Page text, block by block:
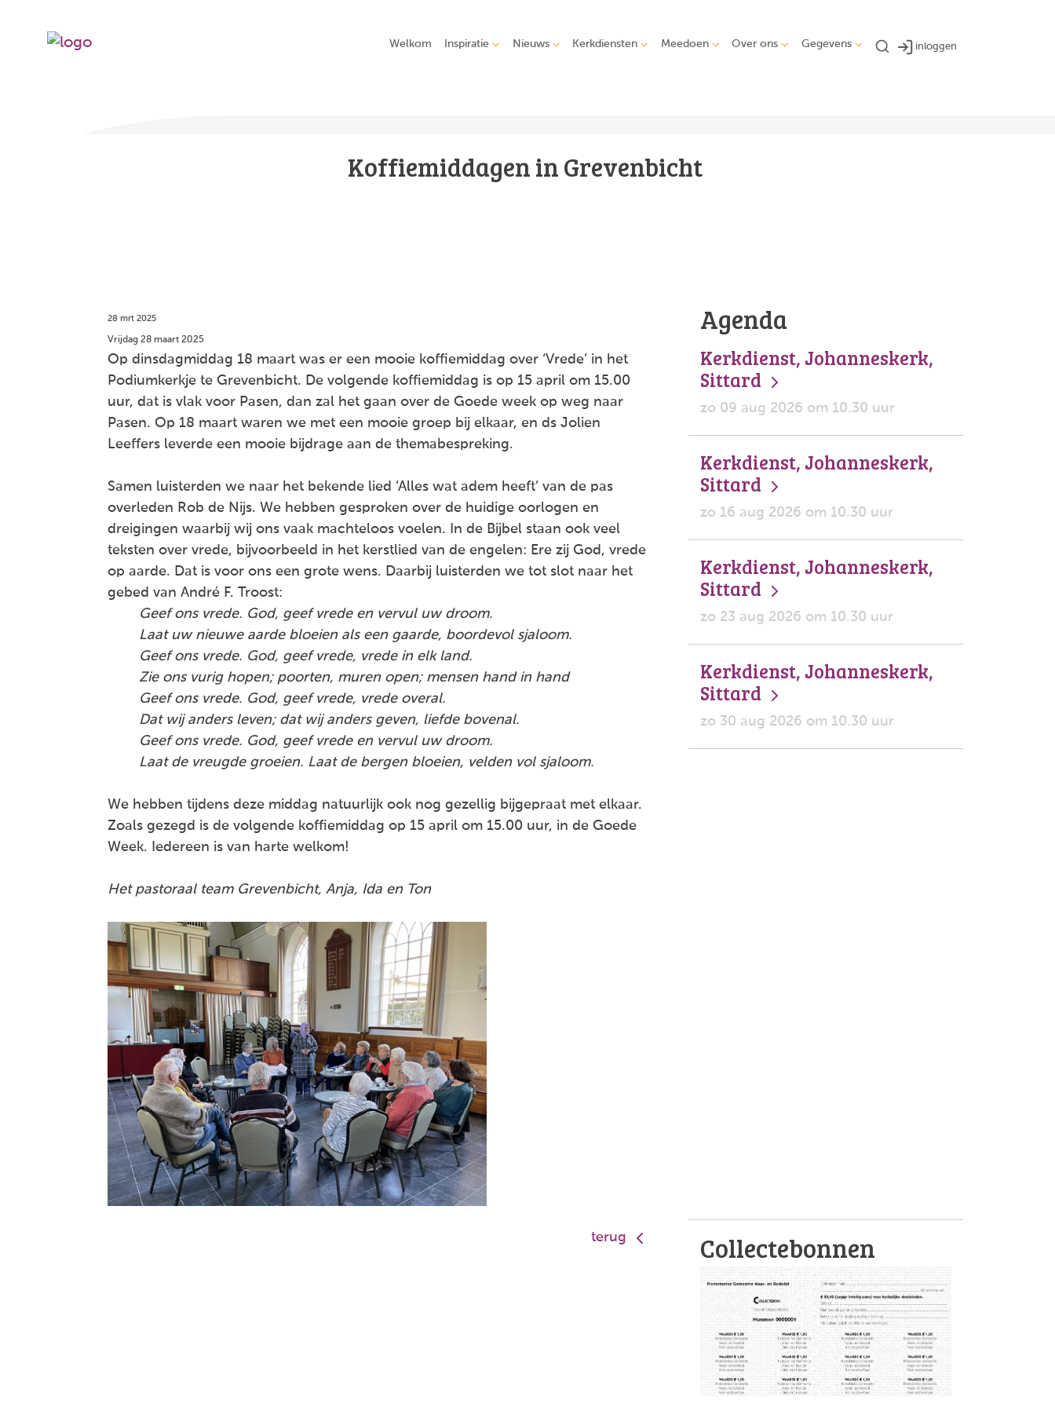
Welkom Inspiratie Nieuws Kerkdiensten Meedoen Over ons Gegevens inloggen
Koffiemiddagen in Grevenbicht
28 mrt 2025
Vrijdag 28 maart 2025
Op dinsdagmiddag 18 maart was er een mooie koffiemiddag over ‘Vrede’ in het
Podiumkerkje te Grevenbicht. De volgende koffiemiddag is op 15 april om 15.00
uur, dat is vlak voor Pasen, dan zal het gaan over de Goede week op weg naar
Pasen. Op 18 maart waren we met een mooie groep bij elkaar, en ds Jolien
Leeffers leverde een mooie bijdrage aan de themabespreking.
Samen luisterden we naar het bekende lied ‘Alles wat adem heeft’ van de pas
overleden Rob de Nijs. We hebben gesproken over de huidige oorlogen en
dreigingen waarbij wij ons vaak machteloos voelen. In de Bijbel staan ook veel
teksten over vrede, bijvoorbeeld in het kerstlied van de engelen: Ere zij God, vrede
op aarde. Dat is voor ons een grote wens. Daarbij luisterden we tot slot naar het
gebed van André F. Troost:
Geef ons vrede. God, geef vrede en vervul uw droom.
Laat uw nieuwe aarde bloeien als een gaarde, boordevol sjaloom.
Geef ons vrede. God, geef vrede, vrede in elk land.
Zie ons vurig hopen; poorten, muren open; mensen hand in hand
Geef ons vrede. God, geef vrede, vrede overal.
Dat wij anders leven; dat wij anders geven, liefde bovenal.
Geef ons vrede. God, geef vrede en vervul uw droom.
Laat de vreugde groeien. Laat de bergen bloeien, velden vol sjaloom.
We hebben tijdens deze middag natuurlijk ook nog gezellig bijgepraat met elkaar.
Zoals gezegd is de volgende koffiemiddag op 15 april om 15.00 uur, in de Goede
Week. Iedereen is van harte welkom!
Het pastoraal team Grevenbicht, Anja, Ida en Ton
terug
Agenda
Kerkdienst, Johanneskerk,
Sittard
zo 09 aug 2026 om 10.30 uur
Kerkdienst, Johanneskerk,
Sittard
zo 16 aug 2026 om 10.30 uur
Kerkdienst, Johanneskerk,
Sittard
zo 23 aug 2026 om 10.30 uur
Kerkdienst, Johanneskerk,
Sittard
zo 30 aug 2026 om 10.30 uur
Collectebonnen